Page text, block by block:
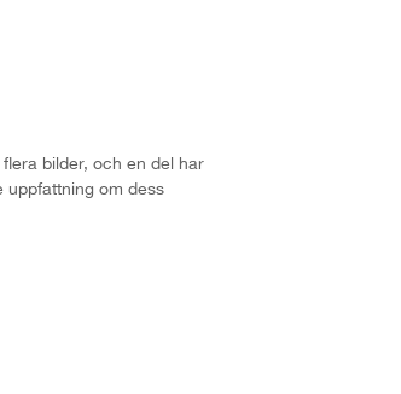
bilder, och en del har
uppfattning om dess